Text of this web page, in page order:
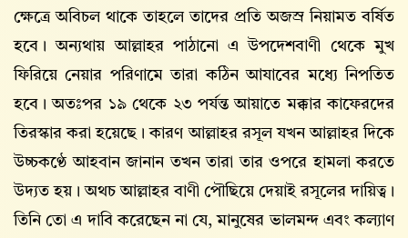
ক্ষেত্রে অবিচল থাকে তাহলে তাদের প্রতি অজস্র নিয়ামত বর্ষিত
হবে। অন্যথায় আল্লাহর পাঠানো এ উপদেশবাণী থেকে মুখ
ফিরিয়ে নেয়ার পরিণামে তারা কঠিন আযাবের মধ্যে নিপতিত
হবে। অতঃপর ১৯ থেকে ২৩ পর্যন্ত আয়াতে মক্কার কাফেরদের
তিরস্কার করা হয়েছে। কারণ আল্লাহর রসূল যখন আল্লাহর দিকে
উচ্চকণ্ঠে আহবান জানান তখন তারা তার ওপরে হামলা করতে
উদ্যত হয়। অথচ আল্লাহর বাণী পৌছিয়ে দেয়াই রসূলের দায়িত্ব।
তিনি তো এ দাবি করেছেন না যে, মানুষের ভালমন্দ এবং কল্যাণ